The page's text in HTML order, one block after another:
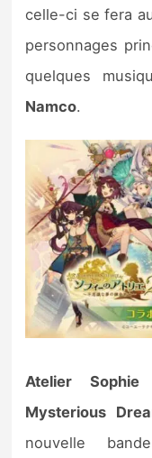
Sorties de jeux
Bons plans
Guides
celle-ci se fera
personnages
quelques
Namco.
Atelier
Mysterious
nouvelle